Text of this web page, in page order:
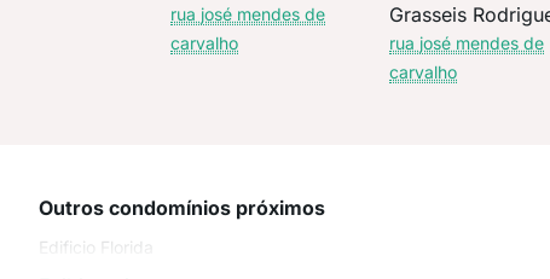
rua josé mendes de
carvalho
Grasseis
rua josé mendes de
carvalho
Outros condomínios próximos
Edificio Florida